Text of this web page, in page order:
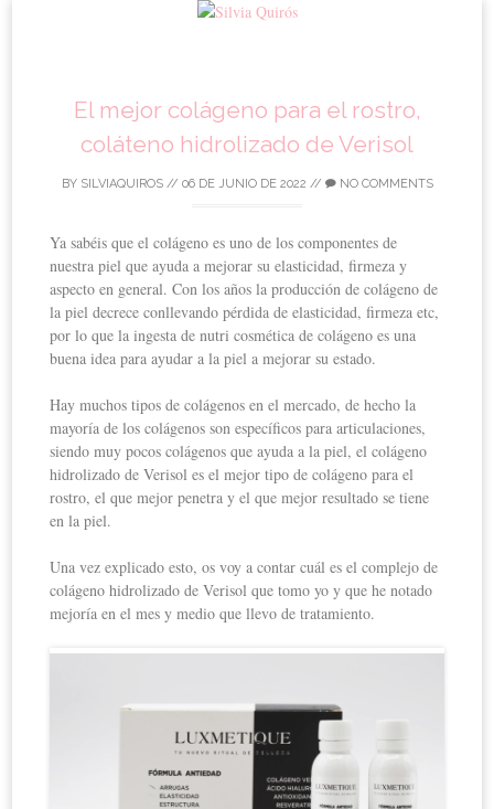
El mejor colágeno para el rostro,
coláteno hidrolizado de Verisol
BY SILVIAQUIROS// 06 DE JUNIO DE 2022 // NO COMMENTS
Ya sabéis que el colágeno es uno de los componentes de
nuestra piel que ayuda a mejorar su elasticidad, firmeza y
aspecto en general. Con los años la producción de colágeno de
la piel decrece conllevando pérdida de elasticidad, firmeza etc,
por lo que la ingesta de nutri cosmética de colágeno es una
buena idea para ayudar a la piel a mejorar su estado.
Hay muchos tipos de colágenos en el mercado, de hecho la
mayoría de los colágenos son específicos para articulaciones,
siendo muy pocos colágenos que ayuda a la piel, el colágeno
hidrolizado de Verisol es el mejor tipo de colágeno para el
rostro, el que mejor penetra y el que mejor resultado se tiene
en la piel.
Una vez explicado esto, os voy a contar cuál es el complejo de
colágeno hidrolizado de Verisol que tomo yo y que he notado
mejoría en el mes y medio que llevo de tratamiento.